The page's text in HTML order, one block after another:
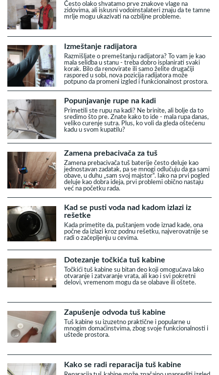
Često olako shvatamo prve znakove vlage na
zidovima, ali iskusni vodoinstalateri znaju da te tamne
mrlje mogu ukazivati na ozbiljne probleme.
Izmeštanje radijatora
Razmišljate o premeštanju radijatora? To vam je kao
mala selidba u stanu - treba dobro isplanirati svaki
korak. Bilo da renovirate ili samo želite drugačiji
raspored u sobi, nova pozicija radijatora može
potpuno da promeni izgled i funkcionalnost prostora.
Popunjavanje rupe na kadi
Primetili ste rupu na kadi? Ne brinite, ali bolje da to
sredimo što pre. Znate kako to ide - mala rupa danas,
veliko curenje sutra. Plus, ko voli da gleda oštećenu
kadu u svom kupatilu?
Zamena prebacivača za tuš
Zamena prebacivača tuš baterije često deluje kao
jednostavan zadatak, pa se mnogi odlučuju da ga sami
obave, u duhu „sam svoj majstor“. Iako na prvi pogled
deluje kao dobra ideja, prvi problemi obično nastaju
već na početku rada.
Kad se pusti voda nad kadom izlazi iz
rešetke
Kada primetite da, puštanjem vode iznad kade, ona
počne da izlazi kroz podnu rešetku, najverovatnije se
radi o začepljenju u cevima.
Dotezanje točkića tuš kabine
Točkići tuš kabine su bitan deo koji omogućava lako
otvaranje i zatvaranje vrata, ali kao i svi pokretni
delovi, vremenom mogu da se olabave ili oštete.
Zapušenje odvoda tuš kabine
Tuš kabine su izuzetno praktične i popularne u
mnogim domaćinstvima, zbog svoje funkcionalnosti i
uštede prostora.
Kako se radi reparacija tuš kabine